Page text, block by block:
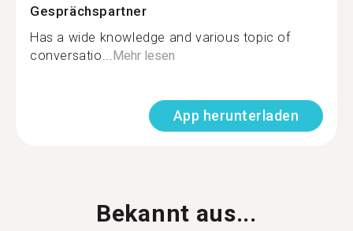
Gesprächspartner
Has a wide knowledge and various topic of
conversatio...Mehr lesen
App herunterladen
Bekannt aus...